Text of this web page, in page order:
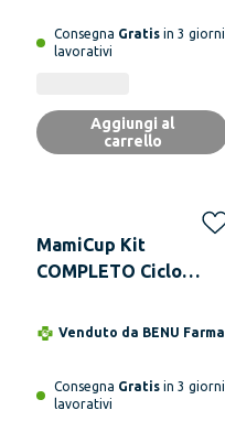
Consegna Gratis in 3 giorni
lavorativi
Aggiungi al
carrello
MamiCup Kit
COMPLETO Ciclo
con Sterilizzatore,
Gel Lubrificante e
Mami-Protectors - 4
Venduto da BENU Farma
Consegna Gratis in 3 giorni
lavorativi